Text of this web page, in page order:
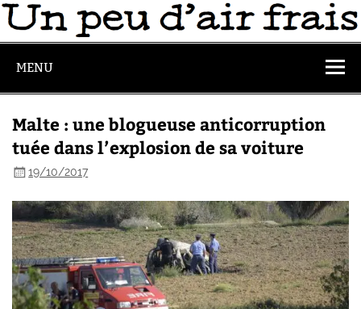
MENU
Malte : une blogueuse anticorruption
tuée dans l’explosion de sa voiture
19/10/2017